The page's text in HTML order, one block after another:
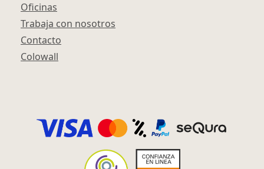
Oficinas
Trabaja con nosotros
Contacto
Colowall